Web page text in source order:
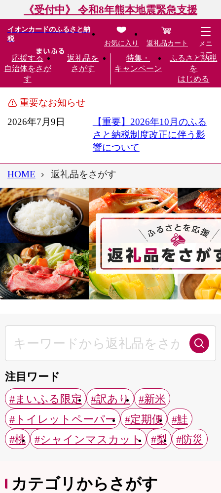
《受付中》 令和8年熊本地震緊急支援
イオンカードのふるさと納
税
応援する
自治体をさが
す
返礼品を
さがす
特集・
キャンペーン
ふるさと納税
を
はじめる
お気に入り 返礼品カート
メニ
ュー
重要なお知らせ
2026年7月9日
【重要】2026年10月のふる
さと納税制度改正に伴う影
響について
HOME 返礼品をさがす
注目ワード
#まいふる限定
#訳あり
#新米
#トイレットペーパー
#定期便
#鮭
#桃
#シャインマスカット #梨 #防災
カテゴリからさがす